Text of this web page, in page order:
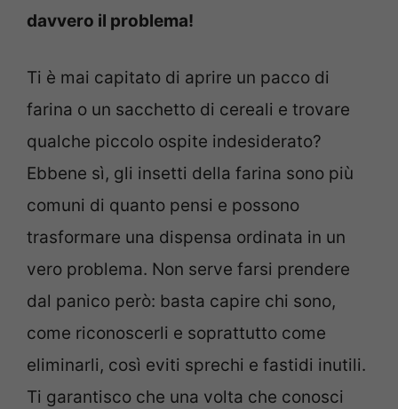
davvero il problema!
Ti è mai capitato di aprire un pacco di
farina o un sacchetto di cereali e trovare
qualche piccolo ospite indesiderato?
Ebbene sì, gli insetti della farina sono più
comuni di quanto pensi e possono
trasformare una dispensa ordinata in un
vero problema. Non serve farsi prendere
dal panico però: basta capire chi sono,
come riconoscerli e soprattutto come
eliminarli, così eviti sprechi e fastidi inutili.
Ti garantisco che una volta che conosci